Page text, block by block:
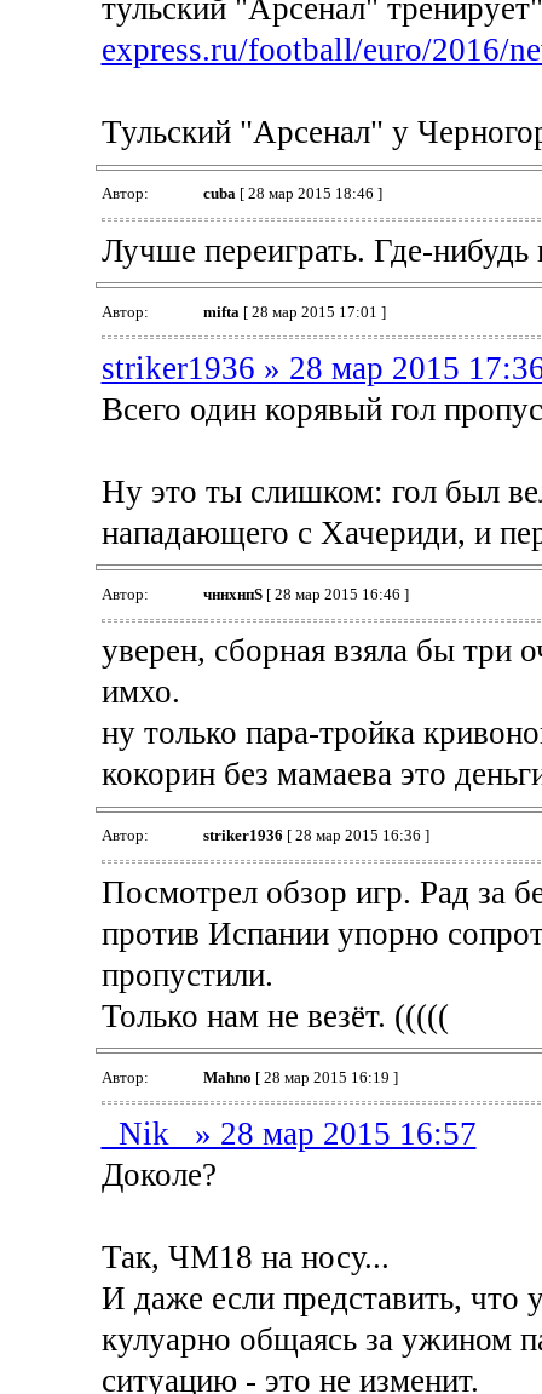
тульский "Арсенал"
express.ru/football/euro/2016/
Тульский "Арсенал" у
Автор: cuba[ 28 мар 2015 18:46 ]
Лучше переиграть. Где-нибудь
Автор: mifta [ 28 мар 2015 17:01 ]
striker1936 » 28 мар 2015
Всего один корявый гол
Ну это ты слишком: гол был
нападающего с Хачериди, и
Автор: чннхнпS[ 28 мар 2015 16:46 ]
уверен, сборная взяла бы три
имхо.
ну только пара-тройка
кокорин без мамаева это
Автор: striker1936 [ 28 мар 2015 16:36 ]
Посмотрел обзор игр. Рад за
против Испании упорно
пропустили.
Только нам не везёт. (((((
Автор: Mahno [ 28 мар 2015 16:19 ]
_Nik_ » 28 мар 2015 16:57
Доколе?
Так, ЧМ18 на носу...
И даже если представить, что
кулуарно общаясь за ужином
ситуацию - это не изменит.